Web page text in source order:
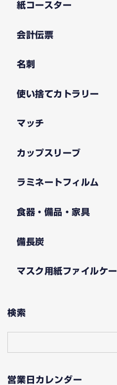
紙コースター
会計伝票
名刺
使い捨てカトラリー
マッチ
カップスリーブ
ラミネートフィルム
食器・備品・家具
備長炭
マスク用紙ファイルケ
検索
営業日カレンダー